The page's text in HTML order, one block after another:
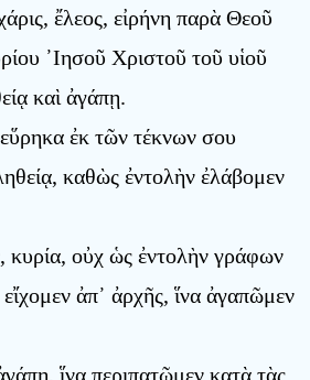
ἔλεος, εἰρήνη παρὰ Θεοῦ
᾿Ιησοῦ Χριστοῦ τοῦ υἱοῦ
καὶ ἀγάπῃ.
ἐκ τῶν τέκνων σου
καθὼς ἐντολὴν ἐλάβομεν
κυρία, οὐχ ὡς ἐντολὴν γράφων
ἀπ᾿ ἀρχῆς, ἵνα ἀγαπῶμεν
ἵνα περιπατῶμεν κατὰ τὰς